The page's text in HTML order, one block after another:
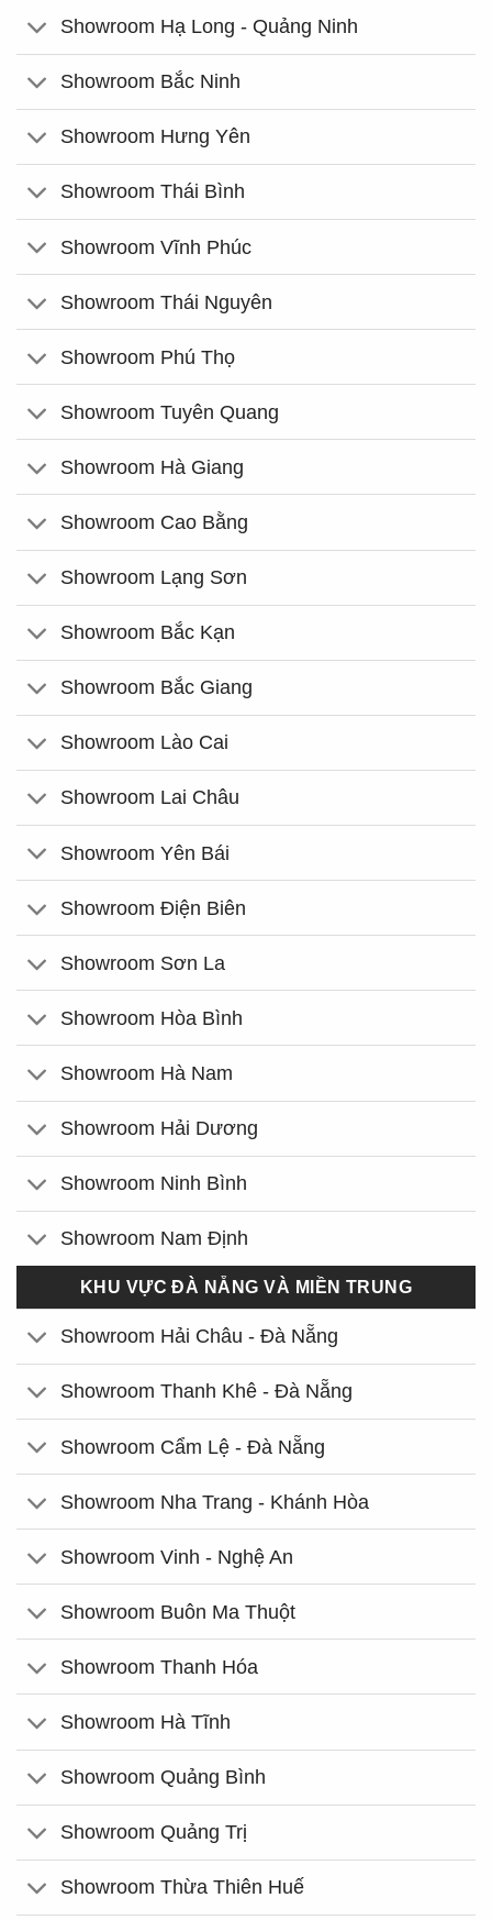
Showroom Hạ Long - Quảng Ninh
Showroom Bắc Ninh
Showroom Hưng Yên
Showroom Thái Bình
Showroom Vĩnh Phúc
Showroom Thái Nguyên
Showroom Phú Thọ
Showroom Tuyên Quang
Showroom Hà Giang
Showroom Cao Bằng
Showroom Lạng Sơn
Showroom Bắc Kạn
Showroom Bắc Giang
Showroom Lào Cai
Showroom Lai Châu
Showroom Yên Bái
Showroom Điện Biên
Showroom Sơn La
Showroom Hòa Bình
Showroom Hà Nam
Showroom Hải Dương
Showroom Ninh Bình
Showroom Nam Định
KHU VỰC ĐÀ NẴNG VÀ MIỀN TRUNG
Showroom Hải Châu - Đà Nẵng
Showroom Thanh Khê - Đà Nẵng
Showroom Cẩm Lệ - Đà Nẵng
Showroom Nha Trang - Khánh Hòa
Showroom Vinh - Nghệ An
Showroom Buôn Ma Thuột
Showroom Thanh Hóa
Showroom Hà Tĩnh
Showroom Quảng Bình
Showroom Quảng Trị
Showroom Thừa Thiên Huế